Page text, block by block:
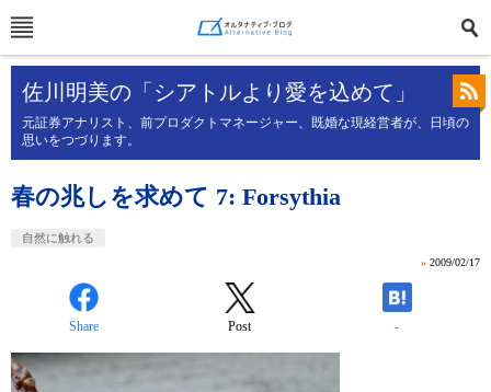
佐川明美の「シアトルより愛を込めて」
元証券アナリスト、前プロダクトマネージャー、既婚な現経営者が、日頃の
思いをつづります。
春の兆しを求めて 7: Forsythia
自然に触れる
» 2009/02/17
Share Post -